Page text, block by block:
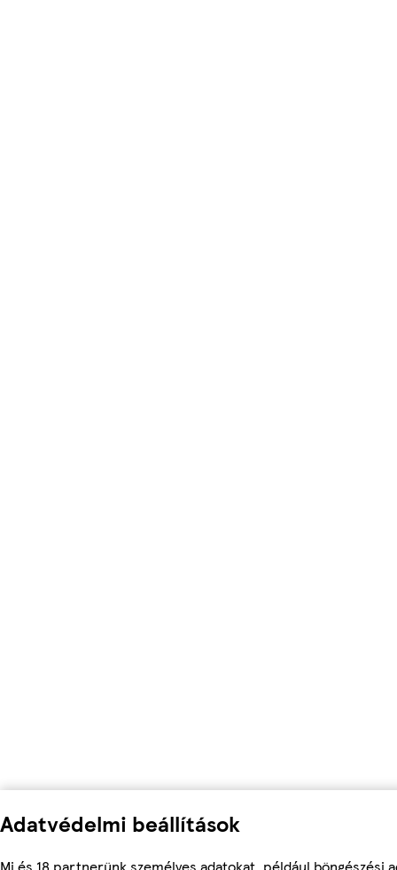
Adatvédelmi beállítások
Mi és 18 partnerünk személyes adatokat, például böngészési